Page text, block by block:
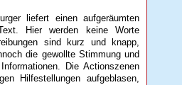
liefert einen aufgeräumten
Hier werden keine Worte
sind kurz und knapp,
die gewollte Stimmung und
Die Actionszenen
Hilfestellungen aufgeblasen,